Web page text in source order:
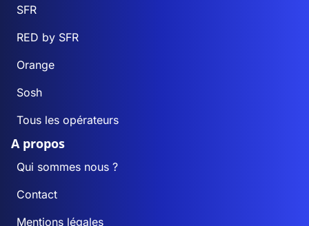
SFR
RED by SFR
Orange
Sosh
Tous les opérateurs
A propos
Qui sommes nous ?
Contact
Mentions légales